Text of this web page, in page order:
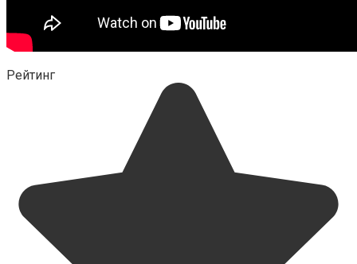
Рейтинг